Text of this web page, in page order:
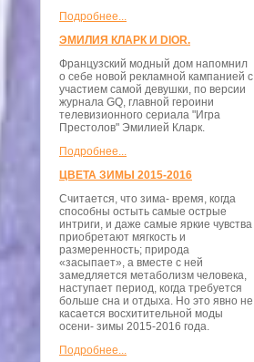
Подробнее...
ЭМИЛИЯ КЛАРК И DIOR.
Французский модный дом напомнил
о себе новой рекламной кампанией с
участием самой девушки, по версии
журнала GQ, главной героини
телевизионного сериала "Игра
Престолов" Эмилией Кларк.
Подробнее...
ЦВЕТА ЗИМЫ 2015-2016
Считается, что зима- время, когда
способны остыть самые острые
интриги, и даже самые яркие чувства
приобретают мягкость и
размеренность; природа
«засыпает», а вместе с ней
замедляется метаболизм человека,
наступает период, когда требуется
больше сна и отдыха. Но это явно не
касается восхитительной моды
осени- зимы 2015-2016 года.
Подробнее...